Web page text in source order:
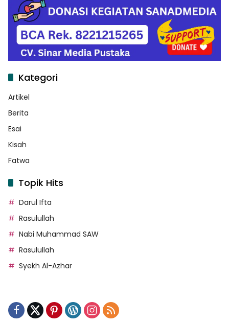
Kategori
Artikel
Berita
Esai
Kisah
Fatwa
Topik Hits
Darul Ifta
Rasulullah
Nabi Muhammad SAW
Rasulullah
Syekh Al-Azhar